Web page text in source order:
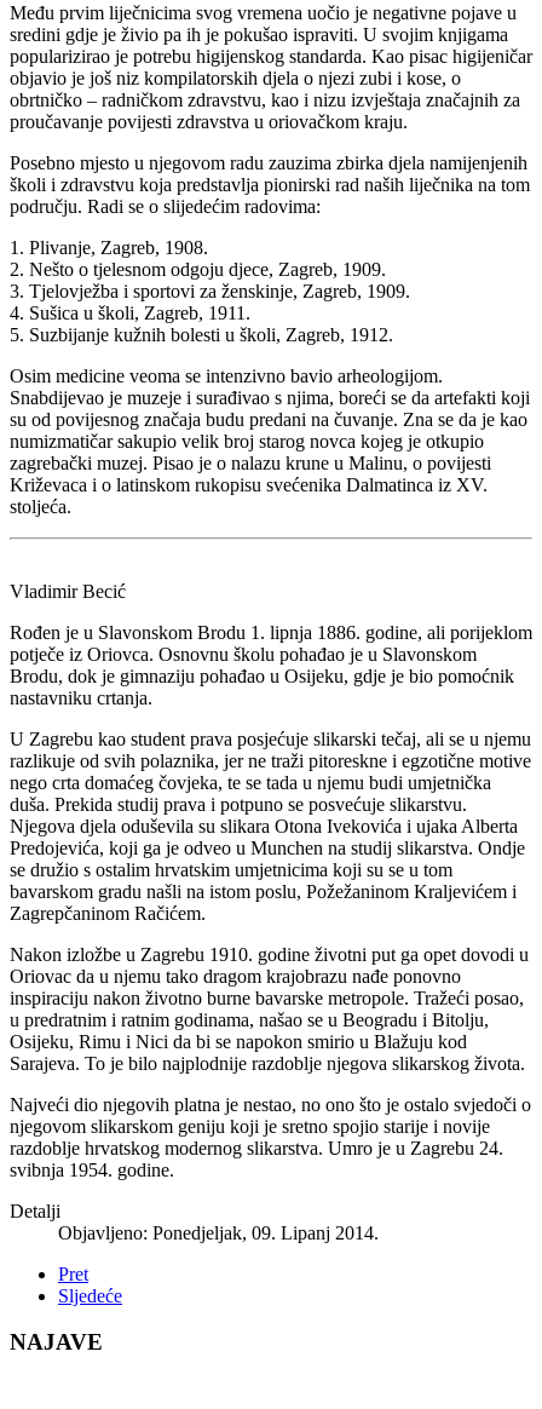
Među prvim liječnicima svog vremena uočio je negativne pojave u
sredini gdje je živio pa ih je pokušao ispraviti. U svojim knjigama
popularizirao je potrebu higijenskog standarda. Kao pisac higijeničar
objavio je još niz kompilatorskih djela o njezi zubi i kose, o
obrtničko – radničkom zdravstvu, kao i nizu izvještaja značajnih za
proučavanje povijesti zdravstva u oriovačkom kraju.
Posebno mjesto u njegovom radu zauzima zbirka djela namijenjenih
školi i zdravstvu koja predstavlja pionirski rad naših liječnika na tom
području. Radi se o slijedećim radovima:
1. Plivanje, Zagreb, 1908.
2. Nešto o tjelesnom odgoju djece, Zagreb, 1909.
3. Tjelovježba i sportovi za ženskinje, Zagreb, 1909.
4. Sušica u školi, Zagreb, 1911.
5. Suzbijanje kužnih bolesti u školi, Zagreb, 1912.
Osim medicine veoma se intenzivno bavio arheologijom.
Snabdijevao je muzeje i surađivao s njima, boreći se da artefakti koji
su od povijesnog značaja budu predani na čuvanje. Zna se da je kao
numizmatičar sakupio velik broj starog novca kojeg je otkupio
zagrebački muzej. Pisao je o nalazu krune u Malinu, o povijesti
Križevaca i o latinskom rukopisu svećenika Dalmatinca iz XV.
stoljeća.
Vladimir Becić
Rođen je u Slavonskom Brodu 1. lipnja 1886. godine, ali porijeklom
potječe iz Oriovca. Osnovnu školu pohađao je u Slavonskom
Brodu, dok je gimnaziju pohađao u Osijeku, gdje je bio pomoćnik
nastavniku crtanja.
U Zagrebu kao student prava posjećuje slikarski tečaj, ali se u njemu
razlikuje od svih polaznika, jer ne traži pitoreskne i egzotične motive
nego crta domaćeg čovjeka, te se tada u njemu budi umjetnička
duša. Prekida studij prava i potpuno se posvećuje slikarstvu.
Njegova djela oduševila su slikara Otona Ivekovića i ujaka Alberta
Predojevića, koji ga je odveo u Munchen na studij slikarstva. Ondje
se družio s ostalim hrvatskim umjetnicima koji su se u tom
bavarskom gradu našli na istom poslu, Požežaninom Kraljevićem i
Zagrepčaninom Račićem.
Nakon izložbe u Zagrebu 1910. godine životni put ga opet dovodi u
Oriovac da u njemu tako dragom krajobrazu nađe ponovno
inspiraciju nakon životno burne bavarske metropole. Tražeći posao,
u predratnim i ratnim godinama, našao se u Beogradu i Bitolju,
Osijeku, Rimu i Nici da bi se napokon smirio u Blažuju kod
Sarajeva. To je bilo najplodnije razdoblje njegova slikarskog života.
Najveći dio njegovih platna je nestao, no ono što je ostalo svjedoči o
njegovom slikarskom geniju koji je sretno spojio starije i novije
razdoblje hrvatskog modernog slikarstva. Umro je u Zagrebu 24.
svibnja 1954. godine.
Detalji
Objavljeno: Ponedjeljak, 09. Lipanj 2014.
Pret
Sljedeće
NAJAVE